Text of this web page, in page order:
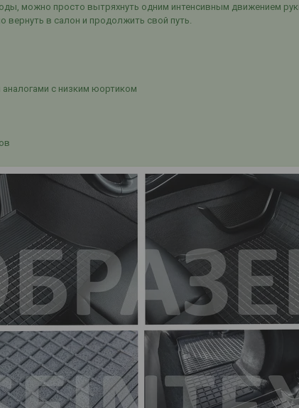
можно просто вытряхнуть одним интенсивным движением
в салон и продолжить свой путь.
с низким юортиком